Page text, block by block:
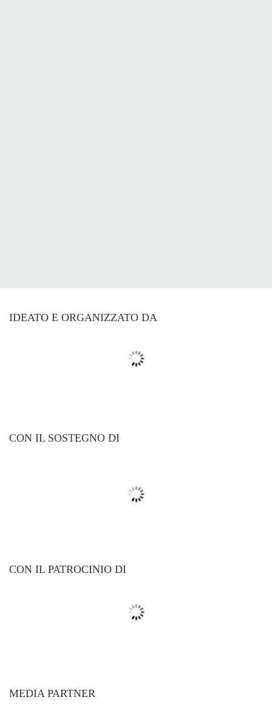
IDEATO E ORGANIZZATO DA
CON IL SOSTEGNO DI
CON IL PATROCINIO DI
MEDIA PARTNER